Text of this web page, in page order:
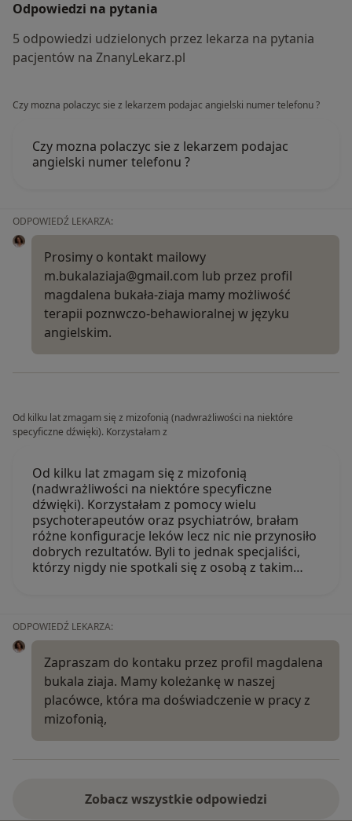
Odpowiedzi na pytania
5 odpowiedzi udzielonych przez lekarza na pytania
pacjentów na ZnanyLekarz.pl
Czy mozna polaczyc sie z lekarzem podajac angielski numer telefonu ?
Czy mozna polaczyc sie z lekarzem podajac
angielski numer telefonu ?
ODPOWIEDŹ LEKARZA:
Prosimy o kontakt mailowy
m.bukalaziaja@gmail.com lub przez profil
magdalena bukała-ziaja mamy możliwość
terapii poznwczo-behawioralnej w języku
angielskim.
Od kilku lat zmagam się z mizofonią (nadwrażliwości na niektóre
specyficzne dźwięki). Korzystałam z
Od kilku lat zmagam się z mizofonią
(nadwrażliwości na niektóre specyficzne
dźwięki). Korzystałam z pomocy wielu
psychoterapeutów oraz psychiatrów, brałam
różne konfiguracje leków lecz nic nie przynosiło
dobrych rezultatów. Byli to jednak specjaliści,
którzy nigdy nie spotkali się z osobą z takim…
ODPOWIEDŹ LEKARZA:
Zapraszam do kontaku przez profil magdalena
bukala ziaja. Mamy koleżankę w naszej
placówce, która ma doświadczenie w pracy z
mizofonią,
Zobacz wszystkie odpowiedzi